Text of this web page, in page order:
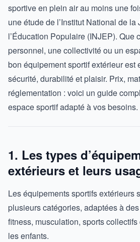
sportive en plein air au moins une
une étude de l’Institut National de la
l’Éducation Populaire (INJEP). Que
personnel, une collectivité ou un
bon équipement sportif extérieur est
sécurité, durabilité et plaisir. Prix,
réglementation : voici un guide
espace sportif adapté à vos besoins.
1. Les types
extérieurs et leurs
Les équipements sportifs extérieurs
plusieurs catégories, adaptées à
fitness, musculation, sports
les enfants.